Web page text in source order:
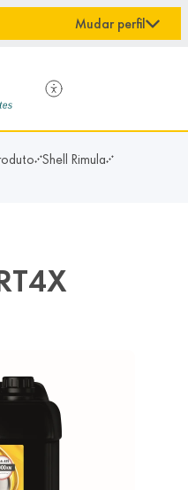
Mudar perfil
Shell Rimula